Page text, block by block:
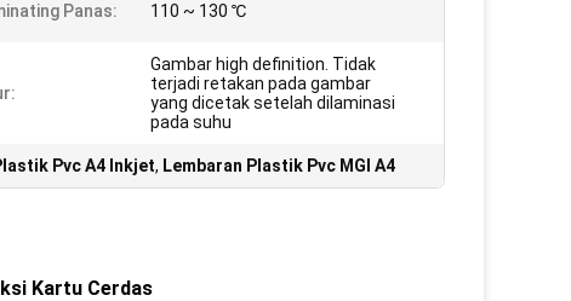
Panas: 110 ~ 130 ℃
Gambar high definition. Tidak
terjadi retakan pada gambar
yang dicetak setelah dilaminasi
pada suhu
Pvc A4 Inkjet, Lembaran Plastik Pvc MGI A4
Kartu Cerdas